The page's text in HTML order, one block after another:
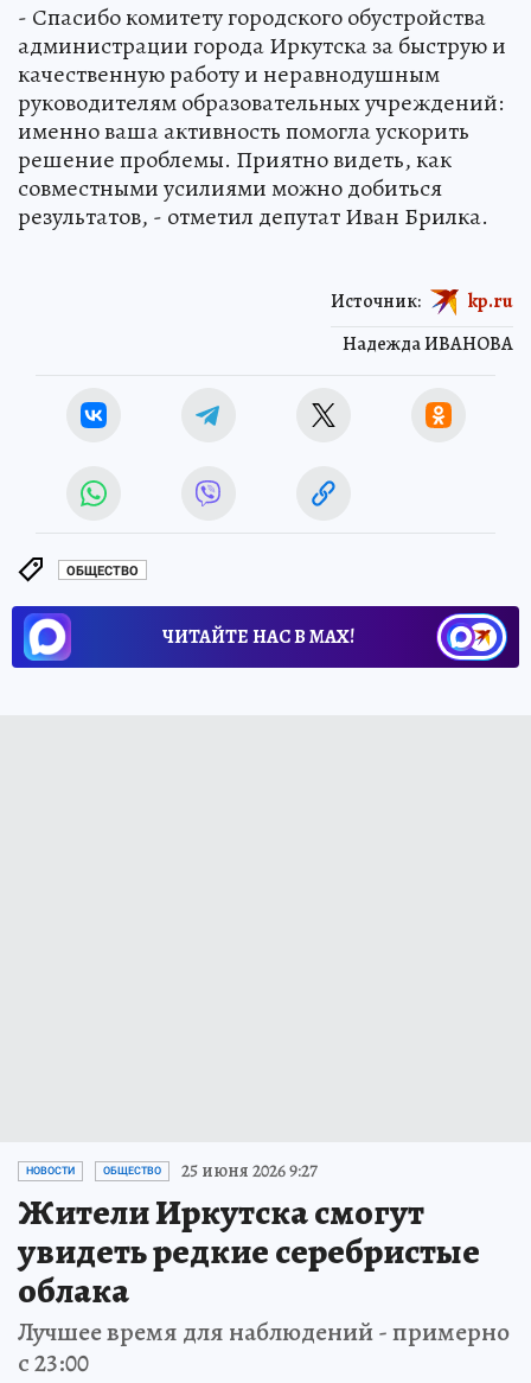
- Спасибо комитету городского обустройства
администрации города Иркутска за быструю и
качественную работу и неравнодушным
руководителям образовательных учреждений:
именно ваша активность помогла ускорить
решение проблемы. Приятно видеть, как
совместными усилиями можно добиться
результатов, - отметил депутат Иван Брилка.
Надежда ИВАНОВА
Источник: kp.ru
ОБЩЕСТВО
ЧИТАЙТЕ НАС В МАХ!
НОВОСТИ ОБЩЕСТВО 25 июня 2026 9:27
Жители Иркутска смогут
увидеть редкие серебристые
облака
Лучшее время для наблюдений - примерно
с 23:00